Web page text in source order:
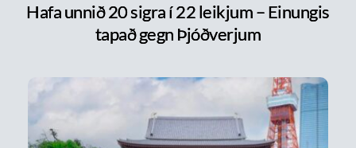
Hafa unnið 20 sigra í 22 leikjum – Einungis
tapað gegn Þjóðverjum